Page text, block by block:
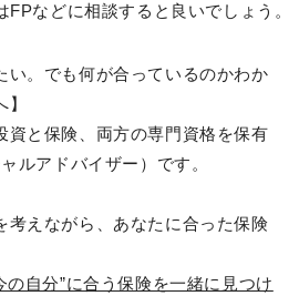
などに相談すると良いでしょう。
い。でも何が合っているのかわか
資と保険、両方の専門資格を保有
ルアドバイザー）です。
考えながら、あなたに合った保険
の自分”に合う保険を一緒に見つけ